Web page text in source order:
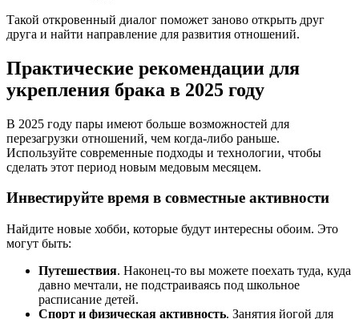
Такой откровенный диалог поможет заново открыть друг
друга и найти направление для развития отношений.
Практические рекомендации для
укрепления брака в 2025 году
В 2025 году пары имеют больше возможностей для
перезагрузки отношений, чем когда-либо раньше.
Используйте современные подходы и технологии, чтобы
сделать этот период новым медовым месяцем.
Инвестируйте время в совместные активности
Найдите новые хобби, которые будут интересны обоим. Это
могут быть:
Путешествия. Наконец-то вы можете поехать туда, куда
давно мечтали, не подстраиваясь под школьное
расписание детей.
Спорт и физическая активность. Занятия йогой для